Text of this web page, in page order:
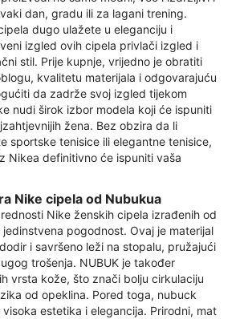
dan, gradu ili za lagani trening.
dugo ulažete u eleganciju i
izgled ovih cipela privlači izgled i
stil. Prije kupnje, vrijedno je obratiti
kvalitetu materijala i odgovarajuću
da zadrže svoj izgled tijekom
nudi širok izbor modela koji će ispuniti
žena. Bez obzira da li
sportske tenisice ili elegantne tenisice,
Nikea definitivno će ispuniti vaša
Nike cipela od Nubukua
Nike ženskih cipela izrađenih od
pogodnost. Ovaj je materijal
i savršeno leži na stopalu, pružajući
trošenja. NUBUK je također
vrsta kože, što znači bolju cirkulaciju
od opeklina. Pored toga, nubuck
estetika i elegancija. Prirodni, mat